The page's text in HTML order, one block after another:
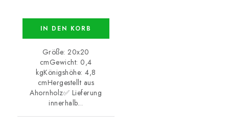
IN DEN KORB
Größe: 20x20
cmGewicht: 0,4
kgKönigshöhe: 4,8
cmHergestellt aus
Ahornholz✅ Lieferung
innerhalb...